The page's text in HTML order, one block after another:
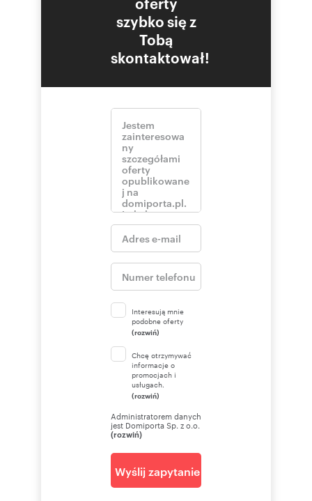
szybko się z
Tobą
skontaktował!
Interesują mnie
podobne oferty
(rozwiń)
Chcę otrzymywać
informacje o
promocjach i
usługach.
(rozwiń)
Administratorem danych
jest Domiporta Sp. z o.o.
(rozwiń)
Wyślij zapytanie